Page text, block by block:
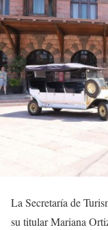
La Secretaría de
su titular Mariana